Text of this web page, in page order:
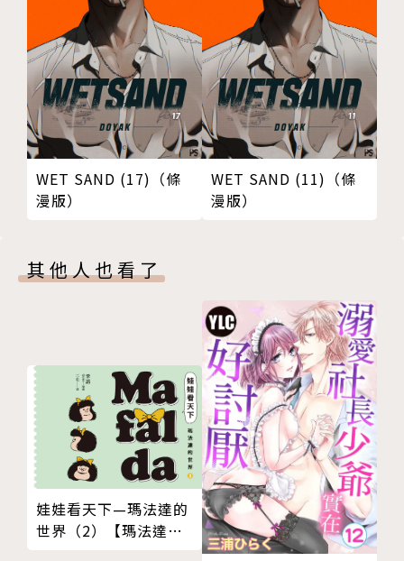
WET SAND (17)（條
漫版）
WET SAND (11)（條
漫版）
其他人也看了
娃娃看天下—瑪法達的
世界（2）【瑪法達降